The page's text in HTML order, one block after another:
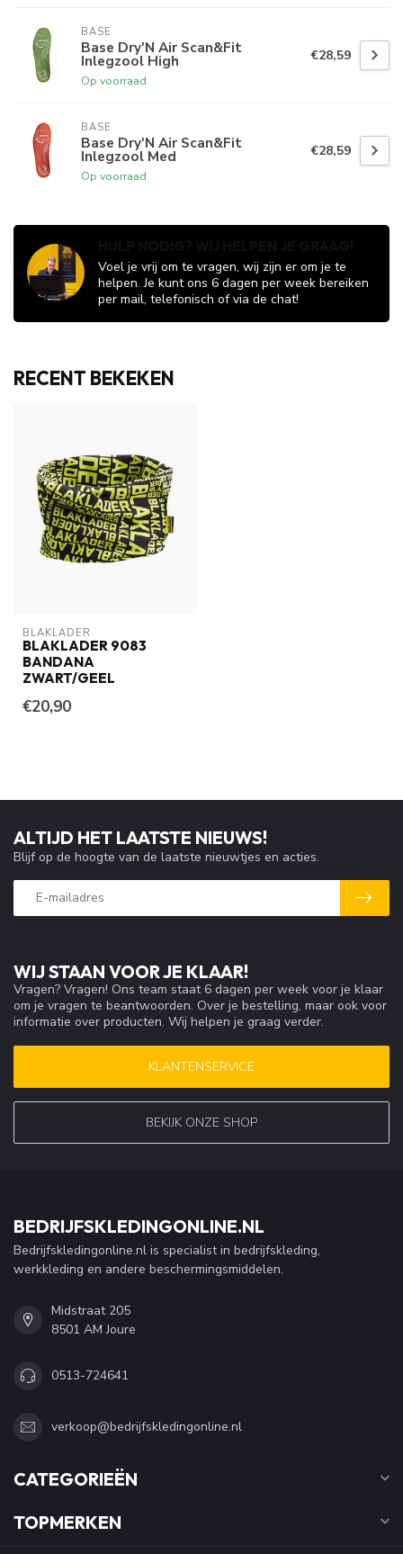
BASE
Base Dry'N Air Scan&Fit
Inlegzool High
Op voorraad
€28,59
BASE
Base Dry'N Air Scan&Fit
Inlegzool Med
Op voorraad
€28,59
Voel je vrij om te vragen, wij zijn er om je te
helpen. Je kunt ons 6 dagen per week bereiken
per mail, telefonisch of via de chat!
RECENT BEKEKEN
BLAKLADER
BLAKLADER 9083
BANDANA
ZWART/GEEL
€20,90
WIJ STAAN VOOR JE KLAAR!
Vragen? Vragen! Ons team staat 6 dagen per week voor je klaar
om je vragen te beantwoorden. Over je bestelling, maar ook voor
informatie over producten. Wij helpen je graag verder.
KLANTENSERVICE
BEKIJK ONZE SHOP
ALTIJD HET LAATSTE NIEUWS!
Blijf op de hoogte van de laatste nieuwtjes en acties.
BEDRIJFSKLEDINGONLINE.NL
Bedrijfskledingonline.nl is specialist in bedrijfskleding,
werkkleding en andere beschermingsmiddelen.
Midstraat 205
8501 AM Joure
0513-724641
verkoop@bedrijfskledingonline.nl
CATEGORIEËN
TOPMERKEN